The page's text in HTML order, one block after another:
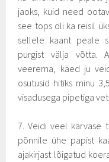
jaoks, kuid need
see tops oli ka reisil
sellele kaant peale
purgist välja võtta.
veerema, käed ju
osutusid hitiks minu
visadusega pipetiga
7. Veidi veel karvase
põnnile ühe papist
ajakirjast lõigatud